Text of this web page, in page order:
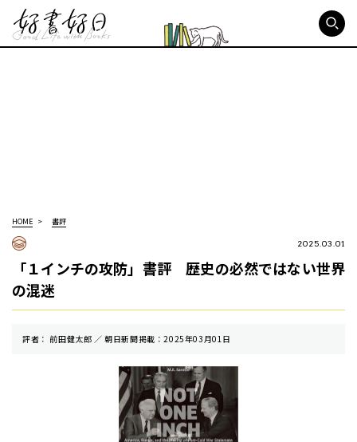
HOME 書評
2025.03.01
「１インチの攻防」書評 歴史の必然ではない世界
の混迷
評者： 前田健太郎 ／ 朝⽇新聞掲載：2025年03月01日